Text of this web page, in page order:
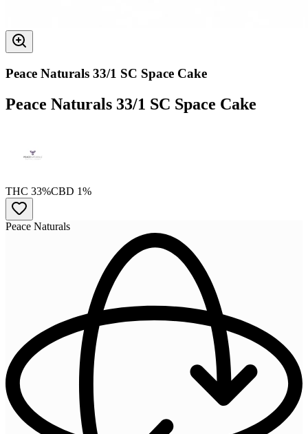
Peace Naturals 33/1 SC Space Cake
Peace Naturals 33/1 SC Space Cake
THC 33%CBD 1%
Peace Naturals